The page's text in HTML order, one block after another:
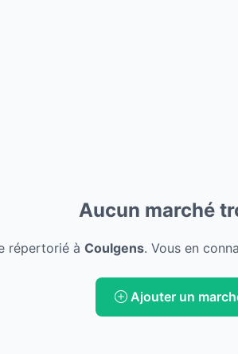
Aucun marché
répertorié à Coulgens. Vous en
Ajouter un